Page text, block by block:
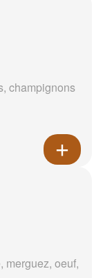
champignons
merguez, oeuf,